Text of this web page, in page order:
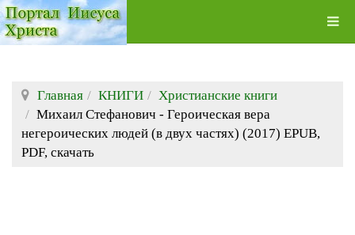
Главная КНИГИ
Христианские книги
Михаил Стефанович - Героическая вера
негероических людей (в двух частях) (2017) EPUB,
PDF, скачать